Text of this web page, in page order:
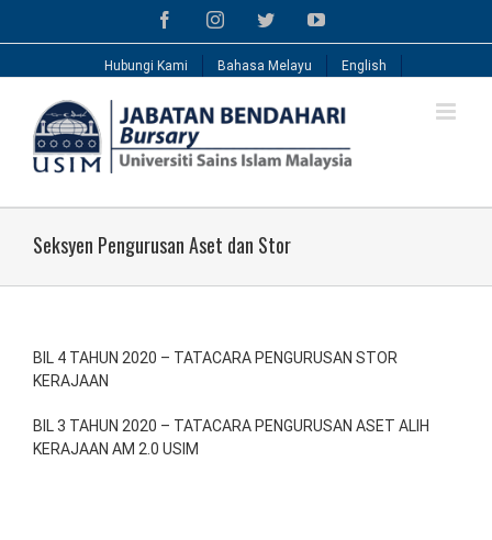
FacebookInstagramTwitterYouTube
Hubungi Kami Bahasa Melayu English
Seksyen Pengurusan Aset dan Stor
BIL 4 TAHUN 2020 – TATACARA PENGURUSAN STOR
KERAJAAN
BIL 3 TAHUN 2020 – TATACARA PENGURUSAN ASET ALIH
KERAJAAN AM 2.0 USIM